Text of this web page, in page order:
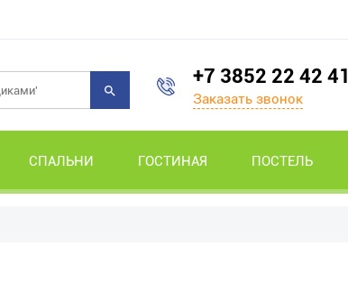
+7 3852 22 42 41
Заказать звонок
СПАЛЬНИ ГОСТИНАЯ ПОСТЕЛЬ